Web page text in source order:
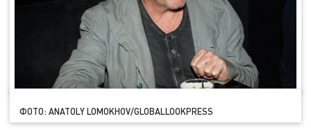
ФОТО: ANATOLY LOMOKHOV/GLOBALLOOKPRESS